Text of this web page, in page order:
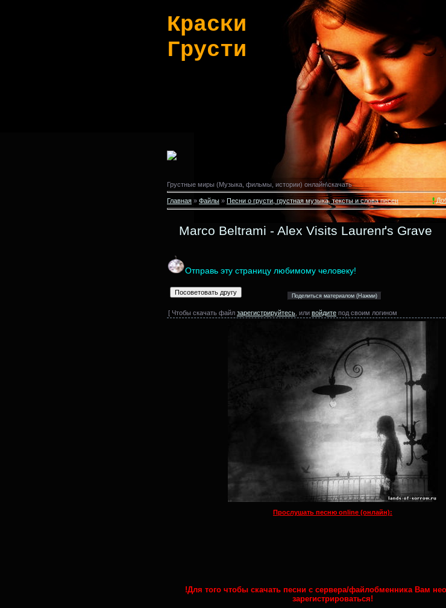
Краски
Грусти
Грустные миры (Музыка, фильмы, истории) онлайн\скачать
Главная » Файлы » Песни о грусти, грустная музыка, тексты и слова песен
Marco Beltrami - Alex Visits Laurenґs Grave
Отправь эту страницу любимому человеку!
[ Чтобы скачать файл зарегистрируйтесь , или войдите под своим логином
Прослушать песню online (онлайн):
!Для того чтобы скачать песни с сервера/файлобменника Вам
зарегистрироваться!